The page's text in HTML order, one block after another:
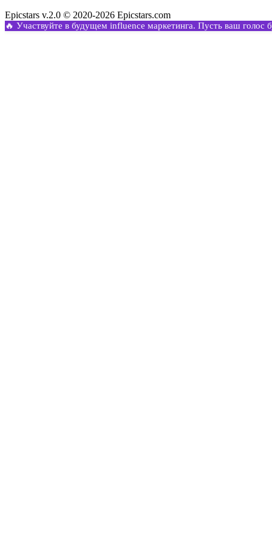
Epicstars v.2.0 © 2020-2026 Epicstars.com
🔥 Участвуйте в будущем influence маркетинга. Пусть ваш голос